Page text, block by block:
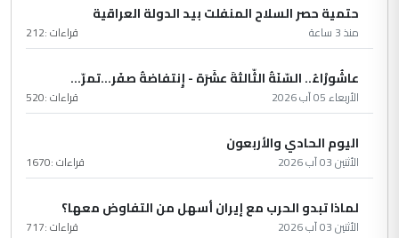
حتمية حصر السلاح المنفلت بيد الدولة العراقية
منذ 3 ساعة قراءات :212
عاشُورْاءُ.. السّنَةُ الثّالثةَ عشَرَة - إِنتفاضةُ صفَر…تمرّ...
الأربعاء 05 آب 2026 قراءات :520
اليوم الحادي والأربعون
الأثنين 03 آب 2026 قراءات :1670
لماذا تبدو الحرب مع إيران أسهل من التفاوض معها؟
الأثنين 03 آب 2026 قراءات :717